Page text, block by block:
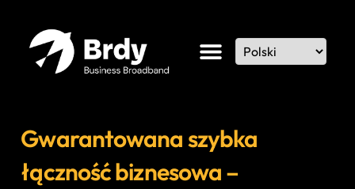
Gwarantowana szybka
łączność biznesowa –